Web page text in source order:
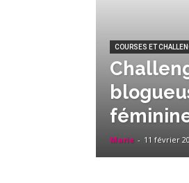
COURSES ET
Marie - 11 février